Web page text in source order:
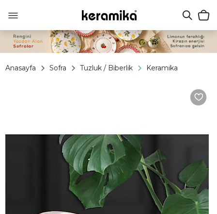
Anasayfa Sofra Tuzluk / Biberlik Keramika